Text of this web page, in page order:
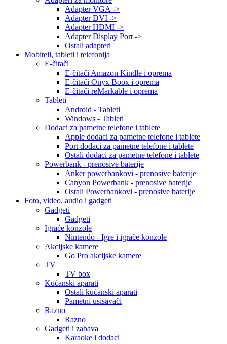
Adapter VGA ->
Adapter DVI ->
Adapter HDMI ->
Adapter Display Port ->
Ostali adapteri
Mobiteli, tableti i telefonija
E-čitači
E-čitači Amazon Kindle i oprema
E-čitači Onyx Boox i oprema
E-čitači reMarkable i oprema
Tableti
Android - Tableti
Windows - Tableti
Dodaci za pametne telefone i tablete
Apple dodaci za pametne telefone i tablete
Port dodaci za pametne telefone i tablete
Ostali dodaci za pametne telefone i tablete
Powerbank - prenosive baterije
Anker powerbankovi - prenosive baterije
Canyon Powerbank - prenosive baterije
Ostali Powerbankovi - prenosive baterije
Foto, video, audio i gadgeti
Gadgeti
Gadgeti
Igraće konzole
Nintendo - Igre i igrače konzole
Akcijske kamere
Go Pro akcijske kamere
TV
TV box
Kućanski aparati
Ostali kućanski aparati
Pametni usisavači
Razno
Razno
Gadgeti i zabava
Karaoke i dodaci